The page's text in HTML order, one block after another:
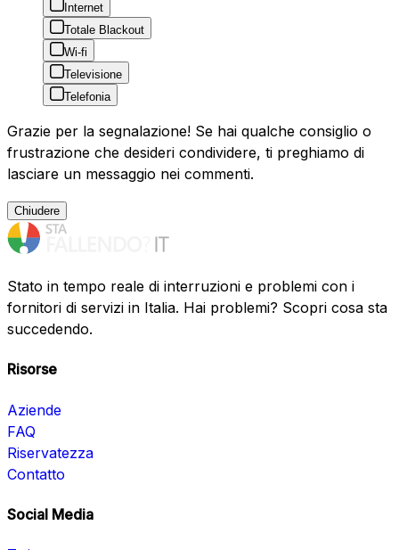
Internet
Totale Blackout
Wi-fi
Televisione
Telefonia
Grazie per la segnalazione! Se hai qualche consiglio o
frustrazione che desideri condividere, ti preghiamo di
lasciare un messaggio nei commenti.
Chiudere
Stato in tempo reale di interruzioni e problemi con i
fornitori di servizi in Italia. Hai problemi? Scopri cosa sta
succedendo.
Risorse
Aziende
FAQ
Riservatezza
Contatto
Social Media